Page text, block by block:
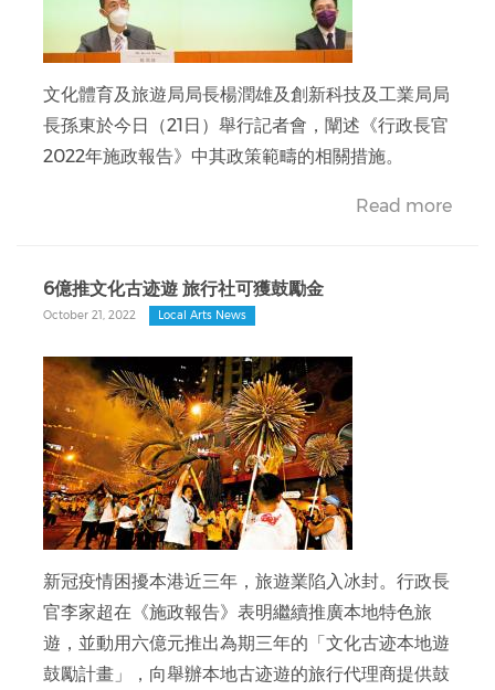
文化體育及旅遊局局長楊潤雄及創新科技及工業局局
長孫東於今日（21日）舉行記者會，闡述《行政長官
2022年施政報告》中其政策範疇的相關措施。
Read more
6億推文化古迹遊 旅行社可獲鼓勵金
October 21, 2022 Local Arts News
新冠疫情困擾本港近三年，旅遊業陷入冰封。行政長
官李家超在《施政報告》表明繼續推廣本地特色旅
遊，並動用六億元推出為期三年的「文化古迹本地遊
鼓勵計畫」，向舉辦本地古迹遊的旅行代理商提供鼓